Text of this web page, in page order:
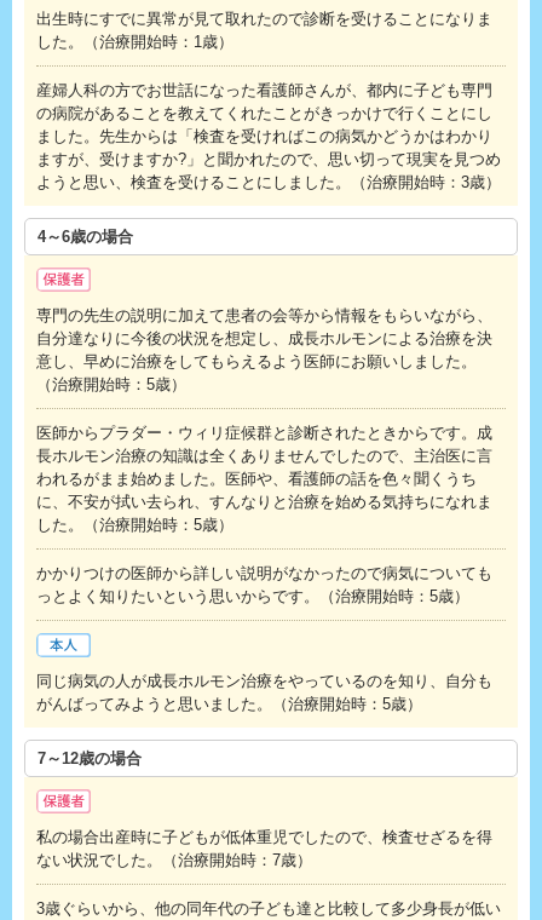
出生時にすでに異常が見て取れたので診断を受けることになりま
した。（治療開始時：1歳）
産婦人科の方でお世話になった看護師さんが、都内に子ども専門
の病院があることを教えてくれたことがきっかけで行くことにし
ました。先生からは「検査を受ければこの病気かどうかはわかり
ますが、受けますか?」と聞かれたので、思い切って現実を見つめ
ようと思い、検査を受けることにしました。（治療開始時：3歳）
4～6歳の場合
専門の先生の説明に加えて患者の会等から情報をもらいながら、
自分達なりに今後の状況を想定し、成長ホルモンによる治療を決
意し、早めに治療をしてもらえるよう医師にお願いしました。
（治療開始時：5歳）
医師からプラダー・ウィリ症候群と診断されたときからです。成
長ホルモン治療の知識は全くありませんでしたので、主治医に言
われるがまま始めました。医師や、看護師の話を色々聞くうち
に、不安が拭い去られ、すんなりと治療を始める気持ちになれま
した。（治療開始時：5歳）
かかりつけの医師から詳しい説明がなかったので病気についても
っとよく知りたいという思いからです。（治療開始時：5歳）
同じ病気の人が成長ホルモン治療をやっているのを知り、自分も
がんばってみようと思いました。（治療開始時：5歳）
7～12歳の場合
私の場合出産時に子どもが低体重児でしたので、検査せざるを得
ない状況でした。（治療開始時：7歳）
3歳ぐらいから、他の同年代の子ども達と比較して多少身長が低い